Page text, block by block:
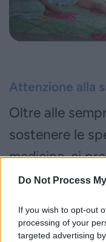
Do Not Process
If you wish to opt-out
processing of your
targeted advertising
Attenzione alla
Oltre alle
sostenere le
medicine, ci
che
Ci impegniamo ad
mediche, esami